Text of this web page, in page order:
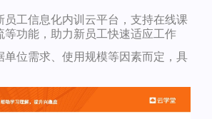
员工信息化内训云平台，支持在线课
等功能，助力新员工快速适应工作
单位需求、使用规模等因素而定，具